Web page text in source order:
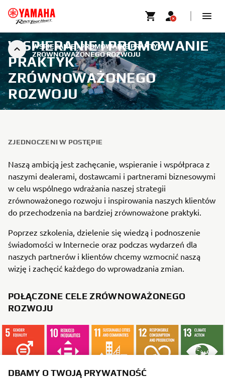
WSPIERANIE I PROMOWANIE PRAKTYK
ZRÓWNOWAŻONEGO ROZWOJU
WSPIERANIE I PROMOWANIE
PRAKTYK
ZRÓWNOWAŻONEGO
ROZWOJU
ZJEDNOCZENI W POSTĘPIE
Naszą ambicją jest zachęcanie, wspieranie i współpraca z
naszymi dealerami, dostawcami i partnerami biznesowymi
w celu wspólnego wdrażania naszej strategii
zrównoważonego rozwoju i inspirowania naszych klientów
do przechodzenia na bardziej zrównoważone praktyki.
Poprzez szkolenia, dzielenie się wiedzą i podnoszenie
świadomości w Internecie oraz podczas wydarzeń dla
naszych partnerów i klientów chcemy wzmocnić naszą
wizję i zachęcić każdego do wprowadzania zmian.
POŁĄCZONE CELE ZRÓWNOWAŻONEGO
ROZWOJU
DBAMY O TWOJĄ PRYWATNOŚĆ